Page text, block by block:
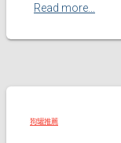
Read more…
狗罐推薦